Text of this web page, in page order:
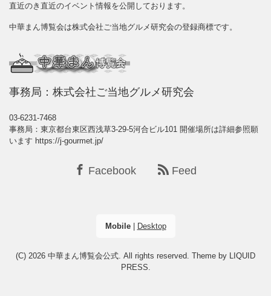
直近のき直近のイベント情報を公開しております。
中華まん博覧会は株式会社ご当地グルメ研究会の登録商標です。
事務局：株式会社ご当地グルメ研究会
03-6231-7468
事務局：東京都台東区西浅草3-29-5河合ビル101 開催場所は詳細参照願
います https://j-gourmet.jp/
Facebook Feed
Mobile| Desktop
(C) 2026 中華まん博覧会公式 . All rights reserved. Theme by LIQUID
PRESS